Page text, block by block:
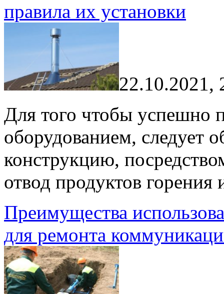
правила их установки
22.10.2021,
Для того чтобы успешно
оборудованием, следует
конструкцию,
отвод продуктов
Преимущества
для ремонта